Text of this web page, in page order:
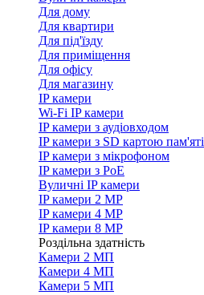
Для дому
Для квартири
Для під'їзду
Для приміщення
Для офісу
Для магазину
IP камери
Wi-Fi IP камери
IP камери з аудіовходом
IP камери з SD картою пам'яті
IP камери з мікрофоном
IP камери з PoE
Вуличні IP камери
IP камери 2 MP
IP камери 4 MP
IP камери 8 MP
Роздільна здатність
Камери 2 МП
Камери 4 МП
Камери 5 МП